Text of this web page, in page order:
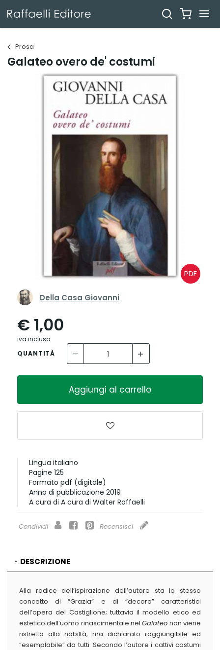
Prosa
Galateo overo de' costumi
PDF
Della Casa Giovanni
€ 1,00
iva inclusa
QUANTITÀ
Aggiungi al carrello
Lingua italiano
Pagine 125
Formato pdf (digitale)
Anno di pubblicazione 2019
A cura di A cura di Walter Raffaelli
Condividi Recensisci
DESCRIZIONE
Alla radice dell’ispirazione dell’autore sta lo stesso
concetto di “Grazia” e di “decoro” caratteristici
dell’opera del Castiglione; tuttavia il modello etico ed
estetico dell’uomo rinascimentale nel Galateo non viene
ristretto alla nobiltà, ma dichiarato raggiungibile ed
“esemplabile” da tutti. Secondo l’autore i cattivi costumi